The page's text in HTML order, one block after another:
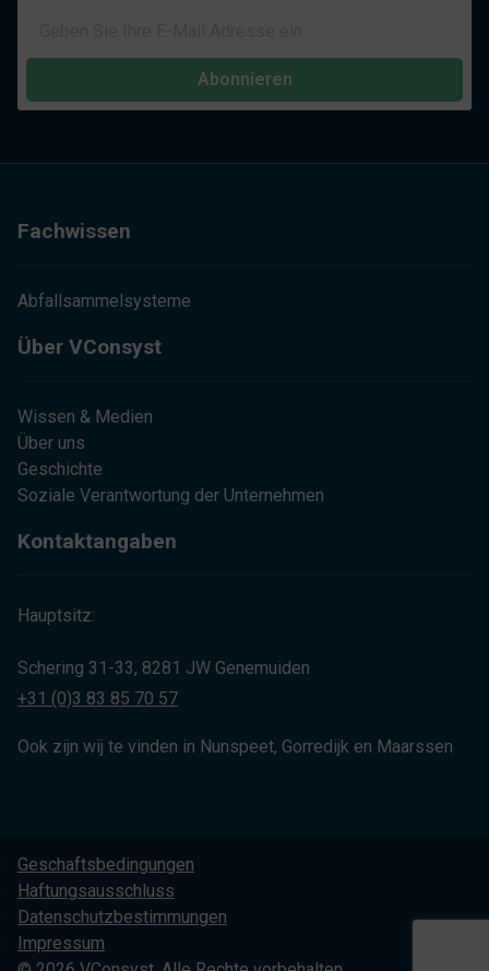
Abonnieren
Fachwissen
Abfallsammelsysteme
Über VConsyst
Wissen & Medien
Über uns
Geschichte
Soziale Verantwortung der Unternehmen
Kontaktangaben
Hauptsitz:
Schering 31-33, 8281 JW Genemuiden
+31 (0)3 83 85 70 57
Ook zijn wij te vinden in Nunspeet, Gorredijk en Maarssen
Geschaftsbedingungen
Haftungsausschluss
Datenschutzbestimmungen
Impressum